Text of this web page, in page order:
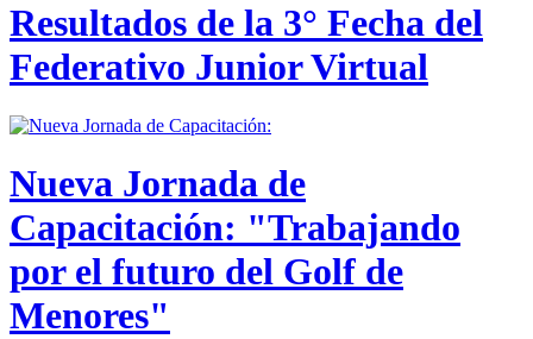
Resultados de la 3° Fecha del
Federativo Junior Virtual
Nueva Jornada de
Capacitación: "Trabajando
por el futuro del Golf de
Menores"